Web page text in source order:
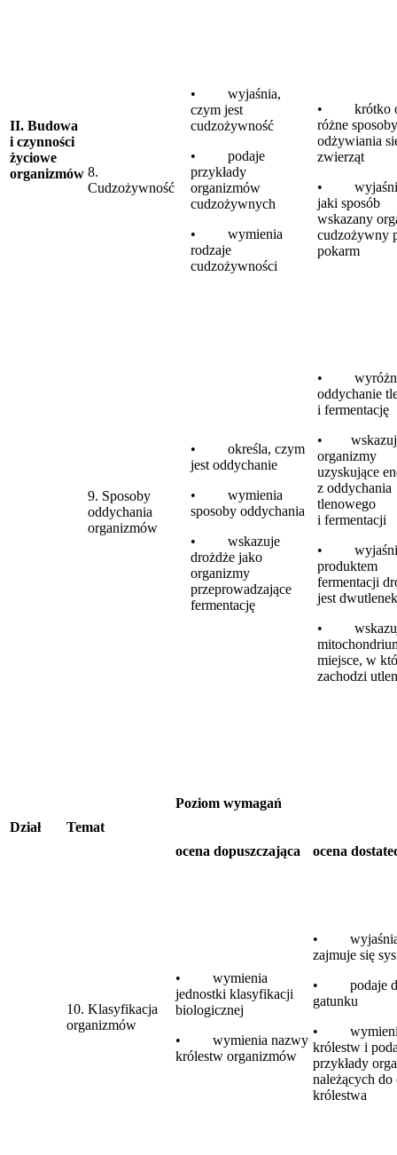
II. Budowa
i czynności
życiowe
organizmów 8.
Cudzożywność
• wyjaśnia,
czym jest
cudzożywność
• podaje
przykłady
organizmów
cudzożywnych
• wymienia
rodzaje
cudzożywności
• krótko
różne sposoby
odżywiania
zwierząt
•
jaki sposób
wskazany
cudzożywny
pokarm
9. Sposoby
oddychania
organizmów
• określa, czym
jest oddychanie
• wymienia
sposoby oddychania
• wskazuje
drożdże jako
organizmy
przeprowadzające
fermentację
•
oddychanie
i fermentację
•
organizmy
uzyskujące
z oddychania
tlenowego
i fermentacji
•
produktem
fermentacji
jest
•
miejsce, w
zachodzi
Dział Temat
Poziom wymagań
ocena dopuszczająca ocena
10. Klasyfikacja
organizmów
• wymienia
jednostki klasyfikacji
biologicznej
• wymienia nazwy
królestw organizmów
•
zajmuje się
• podaje
gatunku
•
królestw i
przykłady
należących do
królestwa